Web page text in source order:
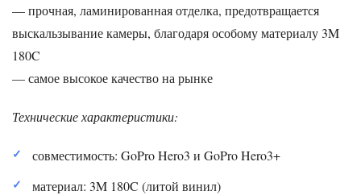
— прочная, ламинированная отделка, предотвращается
выскальзывание камеры, благодаря особому материалу 3M
180C
— самое высокое качество на рынке
Технические характеристики:
совместимость: GoPro Hero3 и GoPro Hero3+
материал: 3M 180C (литой винил)